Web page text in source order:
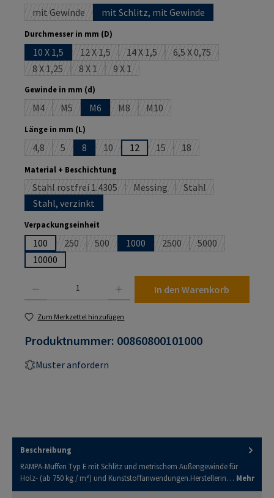
mit Gewinde(Diese Option ist zurzeit nicht verfügbar.)
mit Schlitz, mit Gewinde
Durchmesser in mm (D)
10 X 1,5 12 X 1,5(Diese Option ist zurzeit nicht verfügbar.)
14 X 1,5(Diese Option ist zurzeit nicht
6,5 X 0,75(Diese Option ist
8 X 1,25(Diese Option ist zurzeit nicht verfügbar.)
8 X 1(Diese Option ist zurzeit nicht verfügbar.)
9 X 1(Diese Option ist zurzeit nicht verfügbar.)
Gewinde in mm (d)
M4(Diese Option ist zurzeit nicht verfügbar.)
M5(Diese Option ist zurzeit nicht verfügbar.)
M6 M8(Diese Option ist zurzeit nicht verfügbar.)
M10(Diese Option ist zurzeit nicht
Länge in mm (L)
4,8(Diese Option ist zurzeit nicht verfügbar.)
5(Diese Option ist zurzeit nicht verfügbar.)
8 10(Diese Option ist zurzeit nicht verfügbar.)
12 15(Diese Option ist zurzeit nicht
18(Diese Option ist
Material + Beschichtung
Stahl rostfrei 1.4305(Diese Option ist zurzeit nicht verfügbar.)
Messing(Diese Option ist zurzeit nicht
Stahl(Diese Option ist
Stahl, verzinkt
Verpackungseinheit
100 250(Diese Option ist zurzeit nicht verfügbar.)
500(Diese Option ist zurzeit nicht verfügbar.)
1000 2500(Diese Option ist zurzeit
5000(Diese Option ist
10000
In den Warenkorb
Zum Merkzettel hinzufügen
Produktnummer: 00860800101000
Muster anfordern
Beschreibung
RAMPA-Muffen Typ E mit Schlitz und metrischem Außengewinde für
Holz- (ab 750 kg / m³) und Kunststoffanwendungen.Herstellerin… Mehr